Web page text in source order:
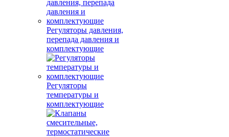
Регуляторы давления,
перепада давления и
комплектующие
Регуляторы
температуры и
комплектующие